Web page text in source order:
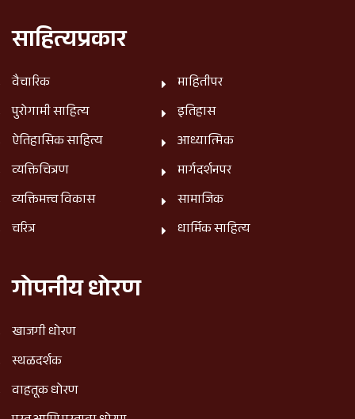
साहित्यप्रकार
वैचारिक
पुरोगामी साहित्य
ऐतिहासिक साहित्य
व्यक्तिचित्रण
व्यक्तिमत्त्व विकास
चरित्र
माहितीपर
इतिहास
आध्यात्मिक
मार्गदर्शनपर
सामाजिक
धार्मिक साहित्य
गोपनीय धोरण
खाजगी धोरण
स्थळदर्शक
वाहतूक धोरण